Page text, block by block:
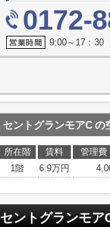
0172-
9:00～17：30
セントグランモアC の
所在階 賃料 管理費
1階
6.9万円
セントグランモア